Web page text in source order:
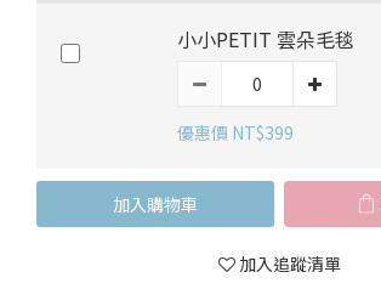
小小PETIT 雲朵毛毯
優惠價 NT$399
加入購物車
加入追蹤清單